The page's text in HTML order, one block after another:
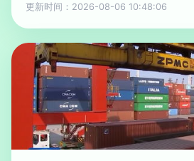
更新时间：2026-08-06 10:48:06